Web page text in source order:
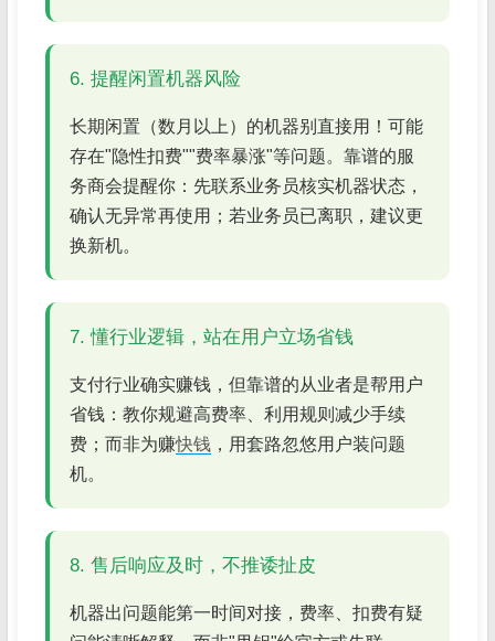
6. 提醒闲置机器风险
长期闲置（数月以上）的机器别直接用！可能
存在"隐性扣费""费率暴涨"等问题。靠谱的服
务商会提醒你：先联系业务员核实机器状态，
确认无异常再使用；若业务员已离职，建议更
换新机。
7. 懂行业逻辑，站在用户立场省钱
支付行业确实赚钱，但靠谱的从业者是帮用户
省钱：教你规避高费率、利用规则减少手续
费；而非为赚快钱 ，用套路忽悠用户装问题
机。
8. 售后响应及时，不推诿扯皮
机器出问题能第一时间对接，费率、扣费有疑